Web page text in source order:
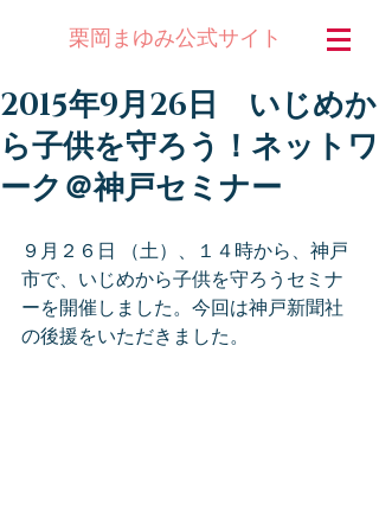
栗岡まゆみ公式サイト
2015年9月26日 いじめか
ら子供を守ろう！ネットワ
ーク＠神戸セミナー
９月２６日 （土）、１４時から、神戸
市で、いじめから子供を守ろうセミナ
ーを開催しました。今回は神戸新聞社
の後援をいただきました。